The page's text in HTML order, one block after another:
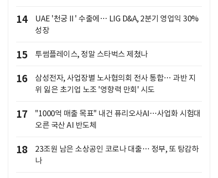
14
UAE '천궁Ⅱ' 수출에… LIG D&A, 2분기 영업익 30%
성장
15 투썸플레이스, 정말 스타벅스 제쳤나
16
삼성전자, 사업장별 노사협의회 전사 통합… 과반 지
위 잃은 초기업 노조 '영향력 만회' 시도
17
"1000억 매출 목표" 내건 퓨리오사AI…사업화 시험대
오른 국산 AI 반도체
18
23조원 남은 소상공인 코로나 대출… 정부, 또 탕감하
나